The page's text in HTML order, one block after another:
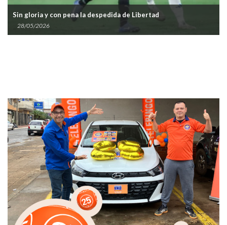
Sin gloria y con pena la despedida de Libertad
28/05/2026